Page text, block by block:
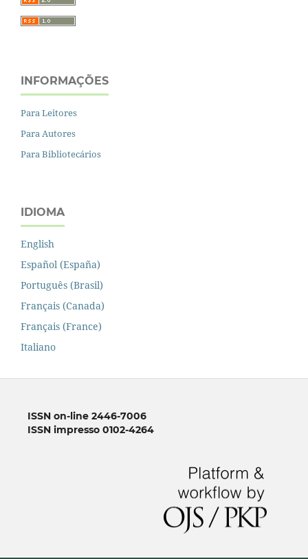
INFORMAÇÕES
Para Leitores
Para Autores
Para Bibliotecários
IDIOMA
English
Español (España)
Português (Brasil)
Français (Canada)
Français (France)
Italiano
ISSN on-line 2446-7006
ISSN impresso 0102-4264